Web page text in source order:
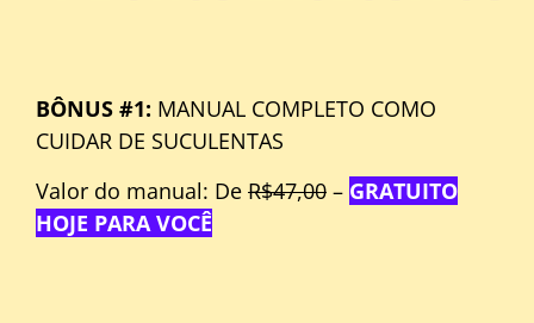
BÔNUS #1: MANUAL COMPLETO COMO
CUIDAR DE SUCULENTAS
Valor do manual: De R$47,00 – GRATUITO
HOJE PARA VOCÊ